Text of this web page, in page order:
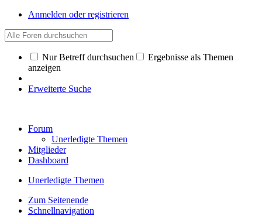
Anmelden oder registrieren
Nur Betreff durchsuchen
Ergebnisse als Themen
anzeigen
Erweiterte Suche
Forum
Unerledigte Themen
Mitglieder
Dashboard
Unerledigte Themen
Zum Seitenende
Schnellnavigation